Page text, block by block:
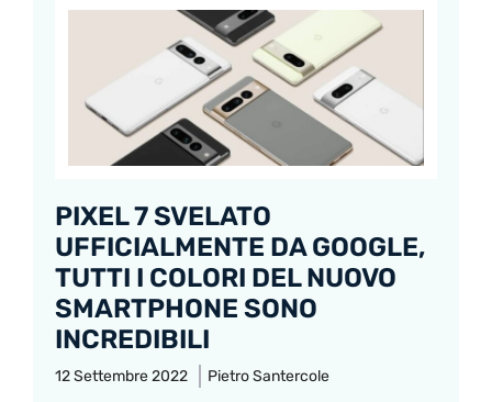
PIXEL 7 SVELATO
UFFICIALMENTE DA GOOGLE,
TUTTI I COLORI DEL NUOVO
SMARTPHONE SONO
INCREDIBILI
12 Settembre 2022 Pietro Santercole